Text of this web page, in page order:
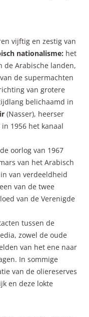
vijftig en zestig van
nationalisme: het
de Arabische landen,
de supermachten
van grotere
belichaamd in
(Nasser), heerser
1956 het kanaal
oorlog van 1967
van het Arabisch
van verdeeldheid
van de twee
van de Verenigde
tussen de
zowel de oude
van het ene naar
In sommige
van de oliereserves
en deze lokte